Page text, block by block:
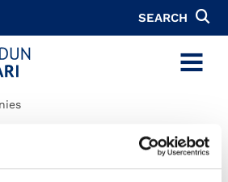
SEARCH
MENU